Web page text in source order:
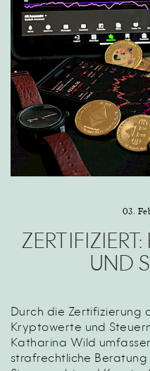
03.
UND
Durch die Zertifizierung
Kryptowerte und Steuern
Katharina Wild
strafrechtliche